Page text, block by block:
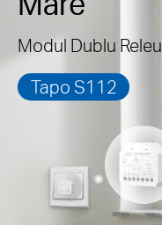
Modul Dublu Releu
Tapo S112